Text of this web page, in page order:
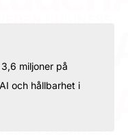
miljoner på
och hållbarhet i